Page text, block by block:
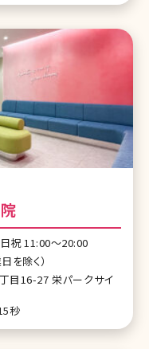
祝 11:00～20:00
を除く）
目16-27 栄パークサイ
秒